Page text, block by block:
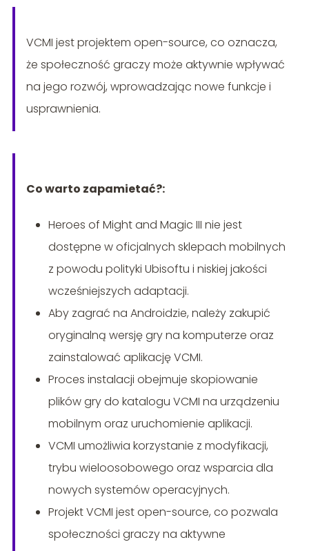
VCMI jest projektem open-source, co oznacza,
że społeczność graczy może aktywnie wpływać
na jego rozwój, wprowadzając nowe funkcje i
usprawnienia.
Co warto zapamietać?:
Heroes of Might and Magic III nie jest
dostępne w oficjalnych sklepach mobilnych
z powodu polityki Ubisoftu i niskiej jakości
wcześniejszych adaptacji.
Aby zagrać na Androidzie, należy zakupić
oryginalną wersję gry na komputerze oraz
zainstalować aplikację VCMI.
Proces instalacji obejmuje skopiowanie
plików gry do katalogu VCMI na urządzeniu
mobilnym oraz uruchomienie aplikacji.
VCMI umożliwia korzystanie z modyfikacji,
trybu wieloosobowego oraz wsparcia dla
nowych systemów operacyjnych.
Projekt VCMI jest open-source, co pozwala
społeczności graczy na aktywne